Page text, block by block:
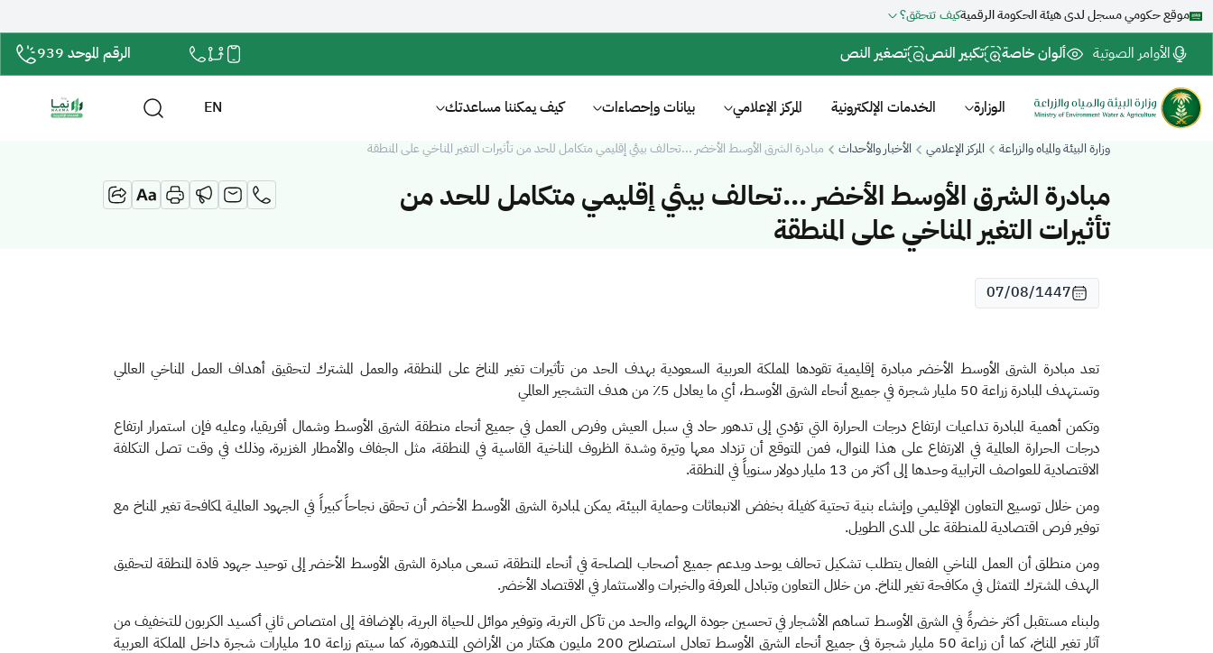
موقع حكومي مسجل لدى هيئة الحكومة الرقميةكيف تتحقق؟
الأوامر الصوتية ألوان خاصة تكبير النص تصغير النص الرقم الموحد 939
الوزارة الخدمات الإلكترونية المركز الإعلامي بيانات وإحصاءات كيف يمكننا مساعدتك EN
وزارة البيئة والمياه والزراعة المركز الإعلامي الأخبار والأحداث مبادرة الشرق الأوسط الأخضر ...تحالف بيئي إقليمي متكامل للحد من تأثيرات التغير المناخي على المنطقة
مبادرة الشرق الأوسط الأخضر ...تحالف بيئي إقليمي متكامل للحد من
تأثيرات التغير المناخي على المنطقة
07/08/1447
تعد مبادرة الشرق الأوسط الأخضر مبادرة إقليمية تقودها المملكة العربية السعودية بهدف الحد من تأثيرات تغير المناخ على المنطقة، والعمل المشترك لتحقيق أهداف العمل المناخي العالمي
وتستهدف المبادرة زراعة 50 مليار شجرة في جميع أنحاء الشرق الأوسط، أي ما يعادل 5٪ من هدف التشجير العالمي
وتكمن أهمية المبادرة تداعيات ارتفاع درجات الحرارة التي تؤدي إلى تدهور حاد في سبل العيش وفرص العمل في جميع أنحاء منطقة الشرق الأوسط وشمال أفريقيا، وعليه فإن استمرار ارتفاع
درجات الحرارة العالمية في الارتفاع على هذا المنوال، فمن المتوقع أن تزداد معها وتيرة وشدة الظروف المناخية القاسية في المنطقة، مثل الجفاف والأمطار الغزيرة، وذلك في وقت تصل التكلفة
الاقتصادية للعواصف الترابية وحدها إلى أكثر من 13 مليار دولار سنوياً في المنطقة.
ومن خلال توسيع التعاون الإقليمي وإنشاء بنية تحتية كفيلة بخفض الانبعاثات وحماية البيئة، يمكن لمبادرة الشرق الأوسط الأخضر أن تحقق نجاحاً كبيراً في الجهود العالمية لمكافحة تغير المناخ مع
توفير فرص اقتصادية للمنطقة على المدى الطويل.
ومن منطلق أن العمل المناخي الفعال يتطلب تشكيل تحالف يوحد ويدعم جميع أصحاب المصلحة في أنحاء المنطقة، تسعى مبادرة الشرق الأوسط الأخضر إلى توحيد جهود قادة المنطقة لتحقيق
الهدف المشترك المتمثل في مكافحة تغير المناخ. من خلال التعاون وتبادل المعرفة والخبرات والاستثمار في الاقتصاد الأخضر.
ولبناء مستقبل أكثر خضرةً في الشرق الأوسط تساهم الأشجار في تحسين جودة الهواء، والحد من تآكل التربة، وتوفير موائل للحياة البرية، بالإضافة إلى امتصاص ثاني أكسيد الكربون للتخفيف من
آثار تغير المناخ، كما أن زراعة 50 مليار شجرة في جميع أنحاء الشرق الأوسط تعادل استصلاح 200 مليون هكتار من الأراضي المتدهورة، كما سيتم زراعة 10 مليارات شجرة داخل المملكة العربية